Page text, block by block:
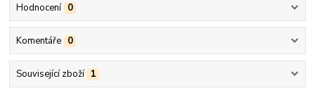
Hodnocení 0
Komentáře 0
Související zboží 1